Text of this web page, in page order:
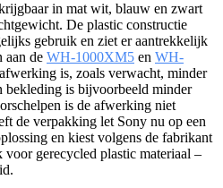
in mat wit, blauw en zwart
De plastic constructie
gebruik en ziet er aantrekkelijk
aan de WH-1000XM5 en WH-
is, zoals verwacht, minder
bekleding is bijvoorbeeld minder
is de afwerking niet
de verpakking let Sony nu op een
en kiest volgens de fabrikant
gerecycled plastic materiaal –